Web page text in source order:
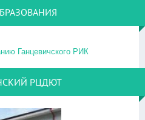
Ганцевичского РИК
РЦДЮТ